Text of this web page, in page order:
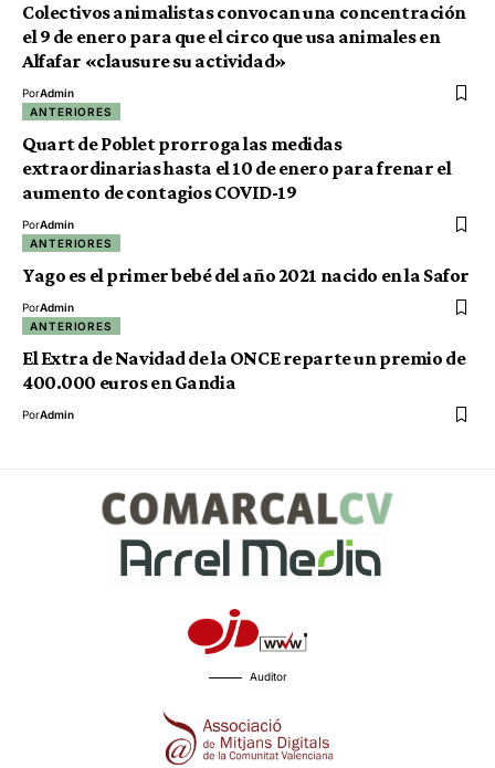
Colectivos animalistas convocan una concentración
el 9 de enero para que el circo que usa animales en
Alfafar «clausure su actividad»
PorAdmin
ANTERIORES
Quart de Poblet prorroga las medidas
extraordinarias hasta el 10 de enero para frenar el
aumento de contagios COVID-19
PorAdmin
ANTERIORES
Yago es el primer bebé del año 2021 nacido en la Safor
PorAdmin
ANTERIORES
El Extra de Navidad de la ONCE reparte un premio de
400.000 euros en Gandia
PorAdmin
Auditor